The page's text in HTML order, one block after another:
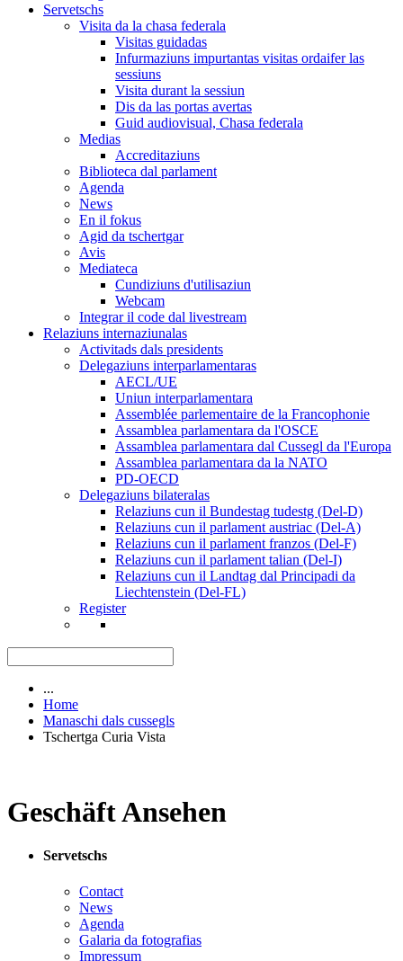
Servetschs
Visita da la chasa federala
Visitas guidadas
Infurmaziuns impurtantas visitas ordaifer las
sessiuns
Visita durant la sessiun
Dis da las portas avertas
Guid audiovisual, Chasa federala
Medias
Accreditaziuns
Biblioteca dal parlament
Agenda
News
En il fokus
Agid da tschertgar
Avis
Mediateca
Cundiziuns d'utilisaziun
Webcam
Integrar il code dal livestream
Relaziuns internaziunalas
Activitads dals presidents
Delegaziuns interparlamentaras
AECL/UE
Uniun interparlamentara
Assemblée parlementaire de la Francophonie
Assamblea parlamentara da l'OSCE
Assamblea parlamentara dal Cussegl da l'Europa
Assamblea parlamentara da la NATO
PD-OECD
Delegaziuns bilateralas
Relaziuns cun il Bundestag tudestg (Del-D)
Relaziuns cun il parlament austriac (Del-A)
Relaziuns cun il parlament franzos (Del-F)
Relaziuns cun il parlament talian (Del-I)
Relaziuns cun il Landtag dal Principadi da
Liechtenstein (Del-FL)
Register
...
Home
Manaschi dals cussegls
Tschertga Curia Vista
Geschäft Ansehen
Servetschs
Contact
News
Agenda
Galaria da fotografias
Impressum